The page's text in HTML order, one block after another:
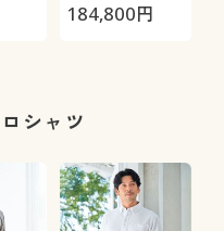
184,800円
シャツ